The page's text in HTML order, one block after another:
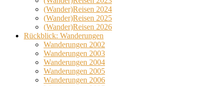
(Wander)Reisen 2024
(Wander)Reisen 2025
(Wander)Reisen 2026
Rückblick: Wanderungen
Wanderungen 2002
Wanderungen 2003
Wanderungen 2004
Wanderungen 2005
Wanderungen 2006